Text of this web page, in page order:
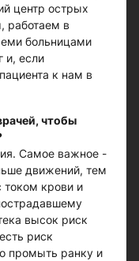
центр острых
работаем в
больницами
и, если
к нам в
чтобы
Самое важное -
движений, тем
током крови и
высок риск
риск
промыть ранку и